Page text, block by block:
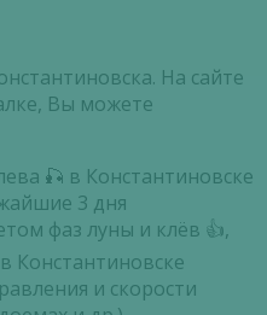
На сайте
Вы можете
🎣 в Константиновске
3 дня
фаз луны и клёв 👍,
Константиновске
и скорости